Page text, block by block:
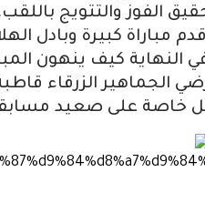
الفوز والتتويج
مباراة كبيرة وبادل
النهاية كيف ينهون
الجماهير الزرقاء
خاصة على صعيد مسابقة